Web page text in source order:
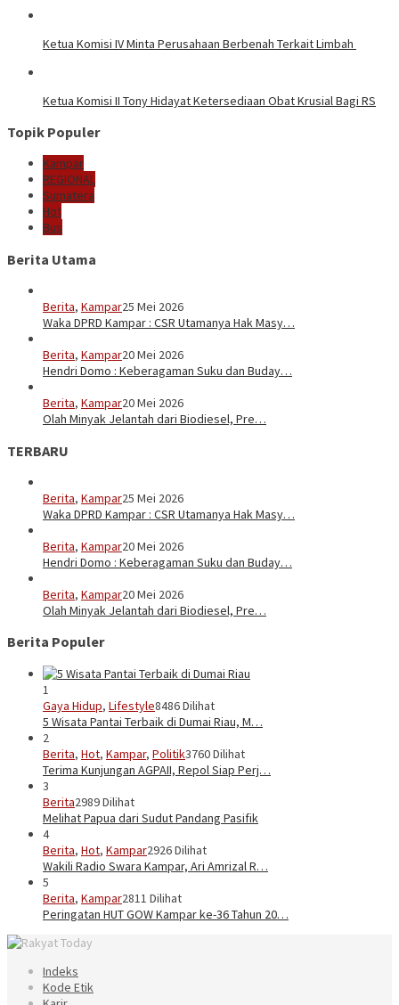
Ketua Komisi IV Minta Perusahaan Berbenah Terkait Limbah
Ketua Komisi II Tony Hidayat Ketersediaan Obat Krusial Bagi RS
Topik Populer
Kampar
REGIONAL
Sumatera
Hot
Bus
Berita Utama
Berita, Kampar25 Mei 2026
Waka DPRD Kampar : CSR Utamanya Hak Masy…
Berita, Kampar20 Mei 2026
Hendri Domo : Keberagaman Suku dan Buday…
Berita, Kampar20 Mei 2026
Olah Minyak Jelantah dari Biodiesel, Pre…
TERBARU
Berita, Kampar25 Mei 2026
Waka DPRD Kampar : CSR Utamanya Hak Masy…
Berita, Kampar20 Mei 2026
Hendri Domo : Keberagaman Suku dan Buday…
Berita, Kampar20 Mei 2026
Olah Minyak Jelantah dari Biodiesel, Pre…
Berita Populer
1
Gaya Hidup, Lifestyle8486 Dilihat
5 Wisata Pantai Terbaik di Dumai Riau, M…
2
Berita, Hot, Kampar, Politik3760 Dilihat
Terima Kunjungan AGPAII, Repol Siap Perj…
3
Berita2989 Dilihat
Melihat Papua dari Sudut Pandang Pasifik
4
Berita, Hot, Kampar2926 Dilihat
Wakili Radio Swara Kampar, Ari Amrizal R…
5
Berita, Kampar2811 Dilihat
Peringatan HUT GOW Kampar ke-36 Tahun 20…
Indeks
Kode Etik